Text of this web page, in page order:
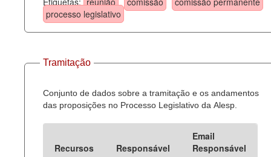
processo legislativo
Tramitação
Conjunto de dados sobre a tramitação e os andamentos
das proposições no Processo Legislativo da Alesp.
Recursos Responsável
Email
Responsável